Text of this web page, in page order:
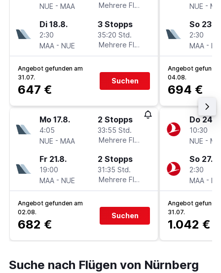
NUE - MAA
Mehrere Fluglinien
Di 18.8.
2:30
MAA - NUE
3 Stopps
35:20 Std.
Mehrere Fluglinien
Angebot gefunden am
31.07.
647 €
Suchen
Mo 17.8.
4:05
NUE - MAA
2 Stopps
33:55 Std.
Mehrere Fluglinien
Fr 21.8.
19:00
MAA - NUE
2 Stopps
31:35 Std.
Mehrere Fluglinien
Angebot gefunden am
02.08.
682 €
Suchen
NUE -
So 23.8.
2:30
MAA -
Angebot
04.08.
694 €
Do
10:30
NUE -
So 27.9.
2:30
MAA -
Angebot
31.07.
1.042 €
Suche nach Flügen von Nürnberg